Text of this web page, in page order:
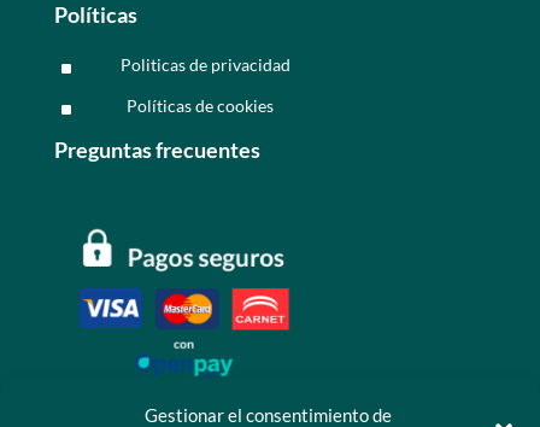
Gestionar el consentimiento de
Políticas
^ Politicas de privacidad
^ Políticas de cookies
Preguntas frecuentes